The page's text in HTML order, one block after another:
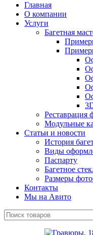
Главная
О компании
Услуги
Багетная
Реставрация
Модульные
Статьи и новости
История
Виды
Паспарту
Багетное
Размеры
Контакты
Мы на Авито